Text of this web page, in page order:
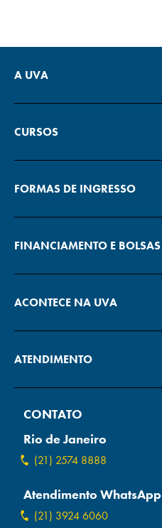
A UVA
CURSOS
FORMAS DE INGRESSO
FINANCIAMENTO E BOLSAS
ACONTECE NA UVA
ATENDIMENTO
CONTATO
Rio de Janeiro
(21) 2574 8888
Atendimento WhatsApp
(21) 3924 6060